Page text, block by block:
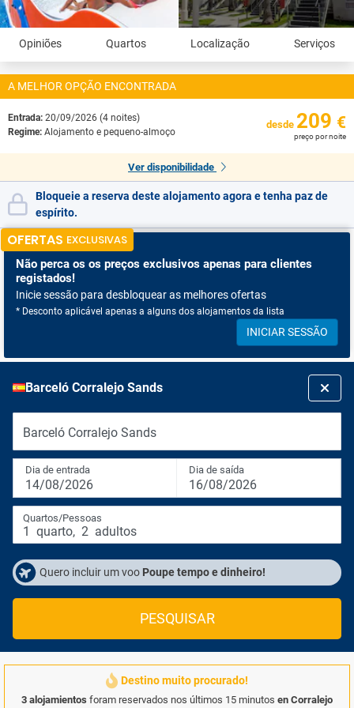
Opiniões Quartos Localização Serviços
A MELHOR OPÇÃO ENCONTRADA
Entrada: 20/09/2026 (4 noites)
Regime: Alojamento e pequeno-almoço
desde 209 €
preço por noite
Ver disponibilidade
Bloqueie a reserva deste alojamento agora e tenha paz de
espírito.
OFERTAS EXCLUSIVAS
Não perca os os preços exclusivos apenas para clientes
registados!
Inicie sessão para desbloquear as melhores ofertas
* Desconto aplicável apenas a alguns dos alojamentos da lista
INICIAR SESSÃO
Barceló Corralejo Sands
Barceló Corralejo Sands
Dia de entrada
14/08/2026
Dia de saída
16/08/2026
Quartos/Pessoas
1 quarto, 2 adultos
Quero incluir um voo Poupe tempo e dinheiro!
PESQUISAR
Destino muito procurado!
3 alojamientos foram reservados nos últimos 15 minutos en Corralejo